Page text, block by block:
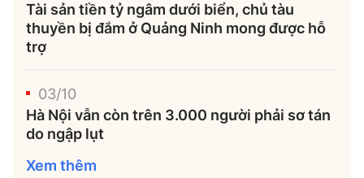
Tài sản tiền tỷ ngâm dưới biển, chủ tàu
thuyền bị đắm ở Quảng Ninh mong được hỗ
trợ
03/10
Hà Nội vẫn còn trên 3.000 người phải sơ tán
do ngập lụt
Xem thêm